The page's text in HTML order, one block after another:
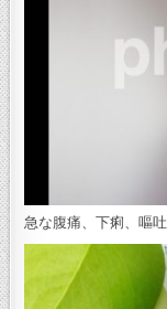
急な腹痛、下痢、嘔吐